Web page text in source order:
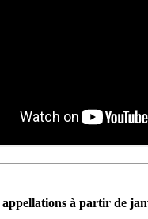
appellations à partir de